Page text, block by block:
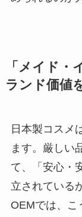
「メイド・
ランド価値
日本製コスメ
ます。厳しい
て、「安心・
立されている
OEMでは、こ